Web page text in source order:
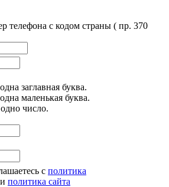
телефона с кодом страны ( пр. 370
заглавная буква.
маленькая буква.
число.
с политика
и политика сайта